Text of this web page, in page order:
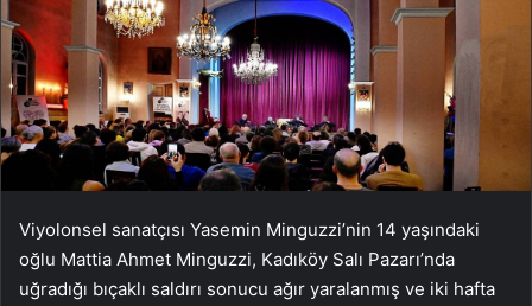
Viyolonsel sanatçısı Yasemin Minguzzi’nin 14 yaşındaki
oğlu Mattia Ahmet Minguzzi, Kadıköy Salı Pazarı’nda
uğradığı bıçaklı saldırı sonucu ağır yaralanmış ve iki hafta